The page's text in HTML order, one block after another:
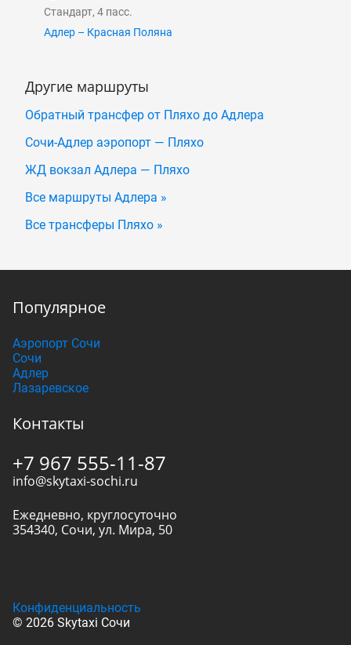
Стандарт, 4 пасс.
Адлер – Красная Поляна
Другие маршруты
Обратный трансфер от Пляхо до Адлера
Сочи-Адлер аэропорт — Пляхо
ЖД вокзал Адлера — Пляхо
Все маршруты Адлера »
Все трансферы Пляхо »
Популярное
Аэропорт Сочи
Сочи
Адлер
Лазаревское
Контакты
+7 967 555-11-87
info@skytaxi-sochi.ru
Ежедневно, круглосуточно
354340, Сочи, ул. Мира, 50
© 2026 Skytaxi Сочи
Конфиденциальность